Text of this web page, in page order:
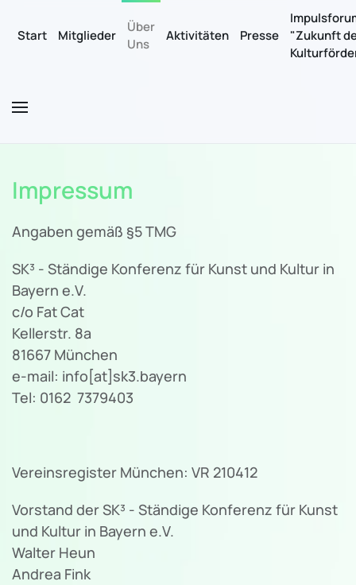
Zum Hauptinhalt springen
Start Mitglieder
Über
Uns
Aktivitäten Presse
"Zukunft
Impressum
Angaben gemäß §5 TMG
SK³ - Ständige Konferenz für Kunst und Kultur in
Bayern e.V.
c/o Fat Cat
Kellerstr. 8a
81667 München
e-mail: info[at]sk3.bayern
Tel: 0162 7379403
Vereinsregister München: VR 210412
Vorstand der SK³ - Ständige Konferenz für Kunst
und Kultur in Bayern e.V.
Walter Heun
Andrea Fink